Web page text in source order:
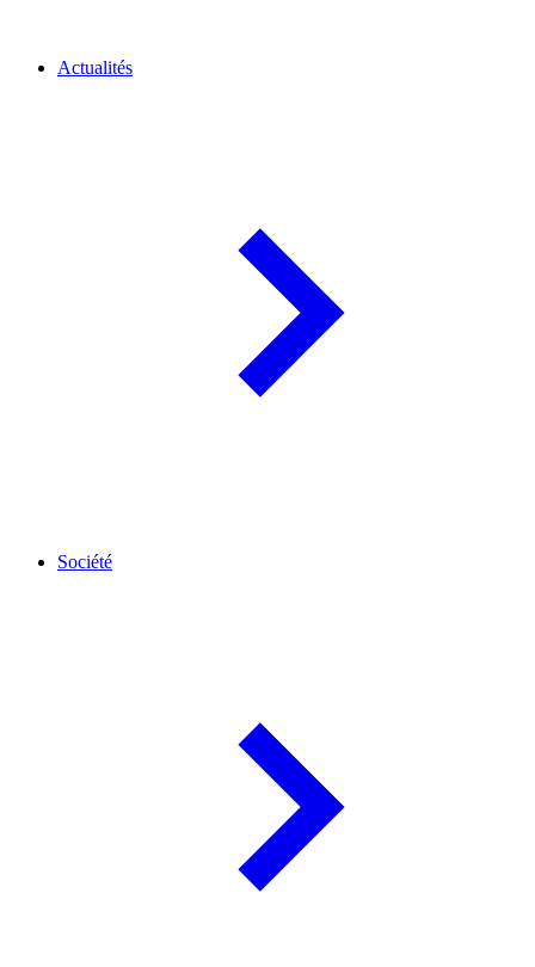
Actualités
Société